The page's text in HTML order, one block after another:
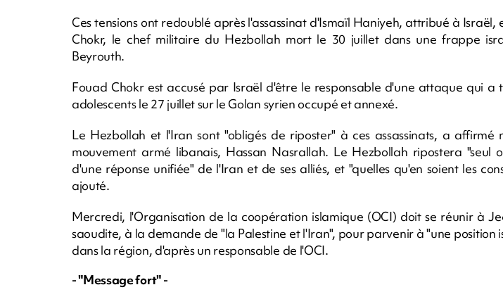
Ces tensions ont redoublé après l'assassinat d'Ismaïl Haniyeh, attribué à Israël,
Chokr, le chef militaire du Hezbollah mort le 30 juillet dans une frappe
Beyrouth.
Fouad Chokr est accusé par Israël d'être le responsable d'une attaque qui a
adolescents le 27 juillet sur le Golan syrien occupé et annexé.
Le Hezbollah et l'Iran sont "obligés de riposter" à ces assassinats, a affirmé
mouvement armé libanais, Hassan Nasrallah. Le Hezbollah ripostera "seul
d'une réponse unifiée" de l'Iran et de ses alliés, et "quelles qu'en soient les
ajouté.
Mercredi, l'Organisation de la coopération islamique (OCI) doit se réunir à
saoudite, à la demande de "la Palestine et l'Iran", pour parvenir à "une position
dans la région, d'après un responsable de l'OCI.
- "Message fort" -